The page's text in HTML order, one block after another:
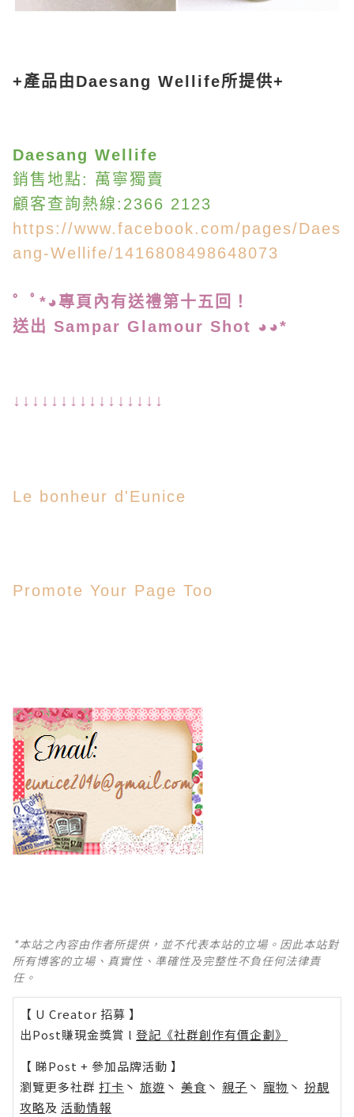
+產品由Daesang Wellife所提供+
Daesang Wellife
銷售地點: 萬寧獨賣
顧客查詢熱線:2366 2123
https://www.facebook.com/pages/Daes
ang-Wellife/1416808498648073
゜ﾟ*◕專頁內有送禮第十五回！
送出 Sampar Glamour Shot ◕◕*
↓↓↓↓↓↓↓↓↓↓↓↓↓↓↓↓
Le bonheur d'Eunice
Promote Your Page Too
*本站之內容由作者所提供，並不代表本站的立場。因此本站對
所有博客的立場、真實性、準確性及完整性不負任何法律責
任。
【 U Creator 招募 】
出Post賺現金獎賞 l 登記《社群創作有價企劃》
【 睇Post + 參加品牌活動 】
瀏覽更多社群 打卡 丶 旅遊 丶 美食 丶 親子 丶 寵物 丶 扮靚
攻略及 活動情報